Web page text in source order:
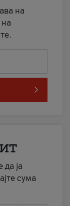
на
да ја
сума